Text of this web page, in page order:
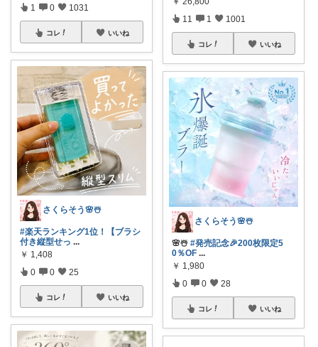
1 0 1031
コレ いいね
さくらそう‪🌸☃️
#楽天ランキング1位！【ブラシ
付き縦型せっ ...
￥ 1,408
0 0 25
コレ いいね
11 1 1001
コレ いいね
さくらそう‪🌸☃️
🌸☃️ #発売記念🎉200枚限定5
0％OF ...
￥ 1,980
0 0 28
コレ いいね